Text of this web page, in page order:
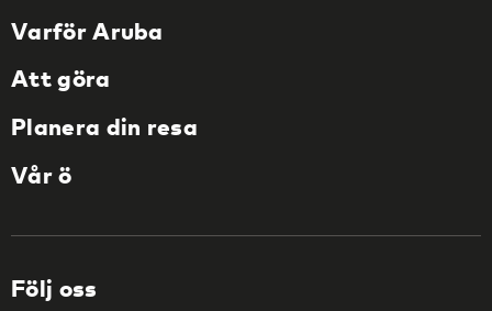
Varför Aruba
Att göra
Planera din resa
Vår ö
Följ oss